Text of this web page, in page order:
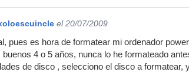
el 20/07/2009
pues es hora de formatear mi ordenador
buenos 4 o 5 años, nunca lo he formateado
de disco , selecciono el disco a formatear,